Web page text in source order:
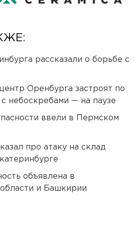
рассказали о борьбе с
Оренбурга застроят по
небоскребами — на паузе
ввели в Пермском
про атаку на склад
объявлена в
и Башкирии